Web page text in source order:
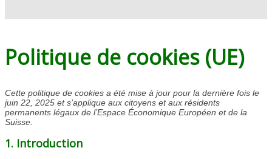
Politique de cookies (UE)
Cette politique de cookies a été mise à jour pour la dernière fois le
juin 22, 2025 et s’applique aux citoyens et aux résidents
permanents légaux de l’Espace Économique Européen et de la
Suisse.
1. Introduction